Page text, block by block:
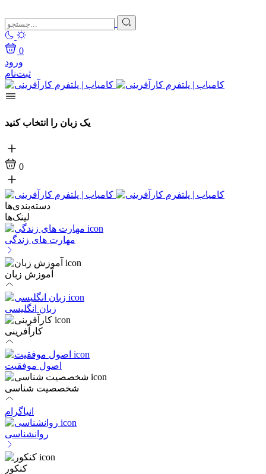
0
ورود
ثبت‌نام
یک زبان را انتخاب کنید
0
دسته‌بندی‌ها
لینک‌ها
مهارت های زندگی
آموزش زبان
زبان انگلیسی
کارآفرینی
اصول موفقیت
شخصصیت شناسی
انیاگرام
روانشناسی
کنکور